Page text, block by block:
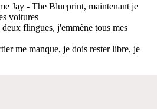
Jay - The Blueprint, maintenant je
voitures
flingues, j'emmène tous mes
me manque, je dois rester libre, je